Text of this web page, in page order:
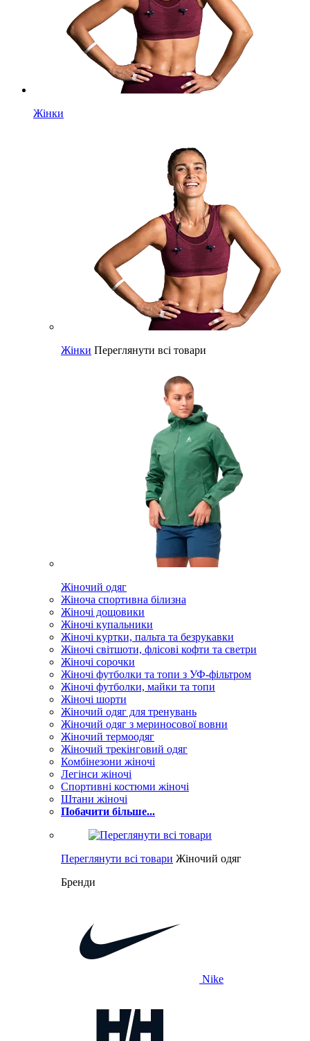
Жінки
Жінки Переглянути всі товари
Жіночий одяг
Жіноча спортивна білизна
Жіночі дощовики
Жіночі купальники
Жіночі куртки, пальта та безрукавки
Жіночі світшоти, флісові кофти та светри
Жіночі сорочки
Жіночі футболки та топи з УФ-фільтром
Жіночі футболки, майки та топи
Жіночі шорти
Жіночий одяг для тренувань
Жіночий одяг з мериносової вовни
Жіночий термоодяг
Жіночий трекінговий одяг
Комбінезони жіночі
Легінси жіночі
Спортивні костюми жіночі
Штани жіночі
Побачити більше...
Переглянути всі товари Жіночий одяг
Бренди
Nike